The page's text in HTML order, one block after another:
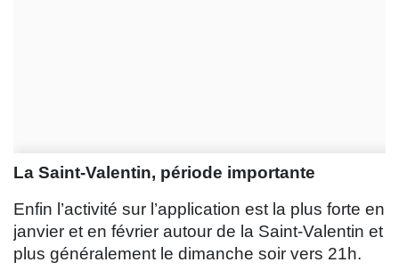
La Saint-Valentin, période importante
Enfin l’activité sur l’application est la plus forte en
janvier et en février autour de la Saint-Valentin et
plus généralement le dimanche soir vers 21h.